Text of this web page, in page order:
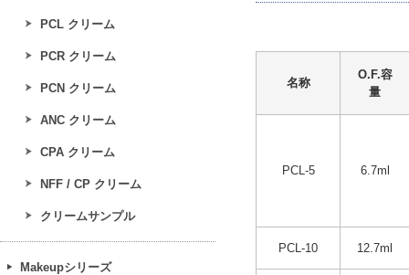
名称
O.F.容
量
PCL-5 6.7ml
PCL-10 12.7ml
PCL クリーム
PCR クリーム
PCN クリーム
ANC クリーム
CPA クリーム
NFF / CP クリーム
クリームサンプル
Makeupシリーズ